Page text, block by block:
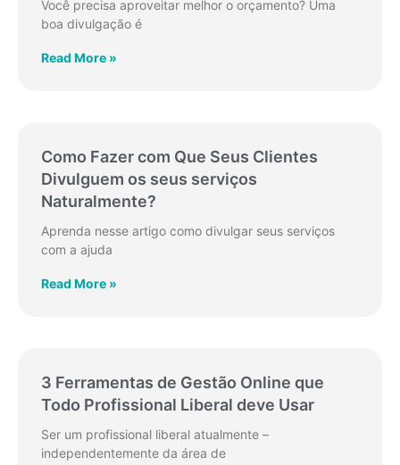
Você precisa aproveitar melhor o orçamento? Uma
boa divulgação é
Read More »
Como Fazer com Que Seus Clientes
Divulguem os seus serviços
Naturalmente?
Aprenda nesse artigo como divulgar seus serviços
com a ajuda
Read More »
3 Ferramentas de Gestão Online que
Todo Profissional Liberal deve Usar
Ser um profissional liberal atualmente –
independentemente da área de